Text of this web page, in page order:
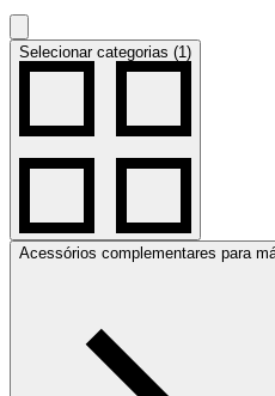
Selecionar categorias (1)
Acessórios complementares para